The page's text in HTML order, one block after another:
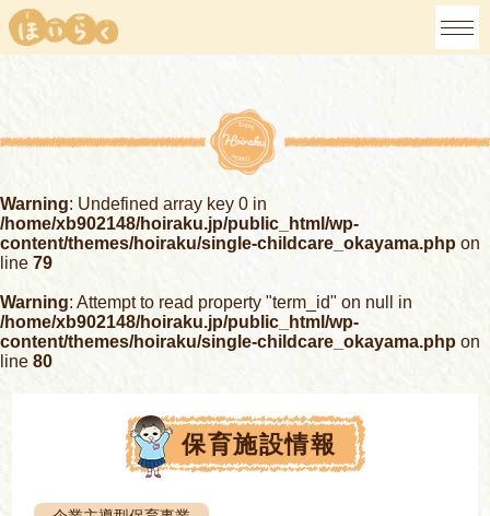
Warning: Undefined array key 0 in
/home/xb902148/hoiraku.jp/public_html/wp-
content/themes/hoiraku/single-childcare_okayama.php on
line 79
Warning: Attempt to read property "term_id" on null in
/home/xb902148/hoiraku.jp/public_html/wp-
content/themes/hoiraku/single-childcare_okayama.php on
line 80
保育施設情報